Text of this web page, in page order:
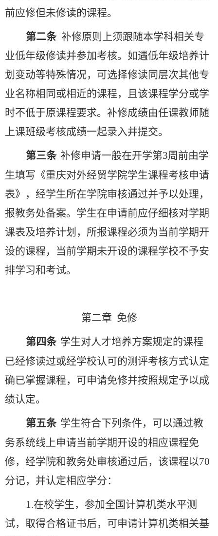
前应修但未修读的课程。
第二条 补修原则上须跟随本学科相关专
业低年级修读并参加考核。如遇低年级培养计
划变动等特殊情况，可选择修读同层次其他专
业名称相同或相近的课程，且该课程学分或学
时不低于原课程要求。补修成绩由任课教师随
上课班级考核成绩一起录入并提交。
第三条 补修申请一般在开学第3周前由学
生填写《重庆对外经贸学院学生课程考核申请
表》，经学生所在学院审核通过并予以处理，
报教务处备案。学生在申请前应仔细核对学期
课表及培养计划，所报课程必须为当前学期开
设的课程，当前学期未开设的课程学校不予安
排学习和考试。
第二章 免修
第四条 学生对人才培养方案规定的课程
已经修读过或经学校认可的测评考核方式认定
确已掌握课程，可申请免修并按照规定予以成
绩认定。
第五条 学生符合下列条件，可以通过教
务系统线上申请当前学期开设的相应课程免
修，经学院和教务处审核通过后，该课程以70
分记，并认定相应学分：
1.在校学生，参加全国计算机类水平测
试，取得合格证书后，可申请计算机类相关基